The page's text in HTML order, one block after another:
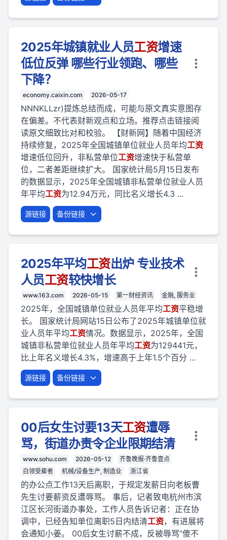
2025年城镇就业人员工资增速
低位反弹 哪些行业领跑、哪些
下降？
economy.caixin.com 2026-05-17
NNNKLLzr)提炼总结而成，可能与原文真实意图存
在偏差。不代表财新观点和立场。推荐点击链接阅
读原文细致比对和校验。 【财新网】随着中国经济
持续修复，2025年全国城镇单位就业人员年均工资
增速低位回升，非私营单位工资增速快于私营单
位，二者差距继续扩大。 国家统计局5月15日发布
的数据显示，2025年全国城镇非私营单位就业人员
年平均工资为12.94万元，同比名义增长4.3 ...
源链接 备份链接
2025年平均工资出炉 专业技术
人员工资较快增长
www.163.com 2026-05-15 第一财经资讯 金融, 服务业
2025年，全国城镇单位就业人员年平均工资平稳增
长。 国家统计局网站15日公布了2025年城镇单位就
业人员年平均工资情况。数据显示，2025年，全国
城镇非私营单位就业人员年平均工资为129441元，
比上年名义增长4.3%，增速高于上年1.5个百分 ...
源链接 备份链接
00后女生讨要13天工资遭辱
骂，街道办责令企业限期结清
www.sohu.com 2026-05-12
齐鲁晚报·齐鲁壹点
白领受雇者
机械/设备生产, 制造业 浙江省
的办公点工作13天后离职，于规定发薪日向老板曹
先生讨要薪资反遭辱骂。 事后，记者致电杭州市滨
江区长河街道办事处，工作人员告诉记者：正在协
调中，已经告知单位离职5日内结清工资，有进展将
会通知小姜。 00后女生讨薪不成，反被辱骂“傻不